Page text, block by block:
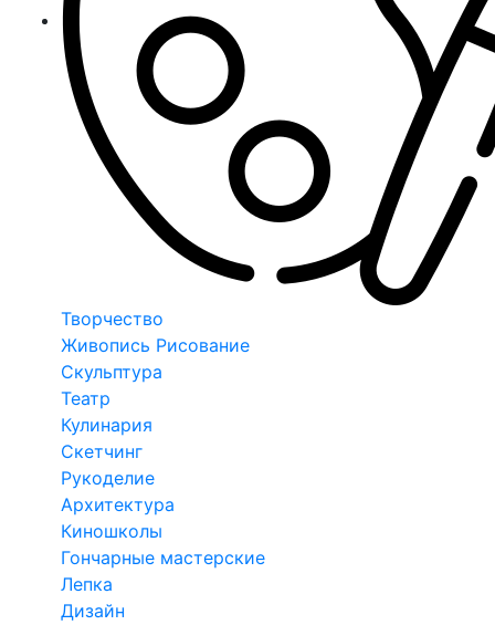
Творчество
Живопись Рисование
Скульптура
Театр
Кулинария
Скетчинг
Рукоделие
Архитектура
Киношколы
Гончарные мастерские
Лепка
Дизайн